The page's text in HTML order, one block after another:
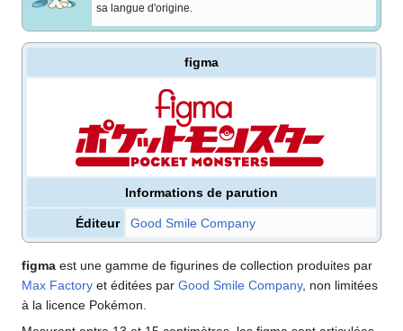
sa langue d'origine.
figma
Informations de parution
Éditeur Good Smile Company
figma est une gamme de figurines de collection produites par
Max Factory et éditées par Good Smile Company, non limitées
à la licence Pokémon.